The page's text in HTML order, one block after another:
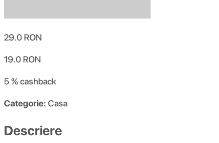
29.0 RON
19.0 RON
5 %cashback
Categorie: Casa
Descriere